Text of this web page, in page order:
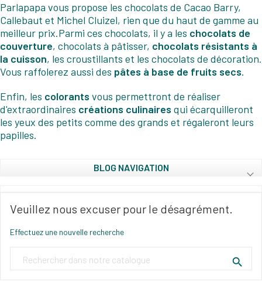
Parlapapa vous propose les chocolats de Cacao Barry,
Callebaut et Michel Cluizel, rien que du haut de gamme au
meilleur prix.Parmi ces chocolats, il y a les chocolats de
couverture, chocolats à pâtisser, chocolats résistants à
la cuisson, les croustillants et les chocolats de décoration.
Vous raffolerez aussi des pâtes à base de fruits secs.
Enfin, les colorants vous permettront de réaliser
d'extraordinaires créations culinaires qui écarquilleront
les yeux des petits comme des grands et régaleront leurs
papilles.
BLOG NAVIGATION
Veuillez nous excuser pour le désagrément.
Effectuez une nouvelle recherche
